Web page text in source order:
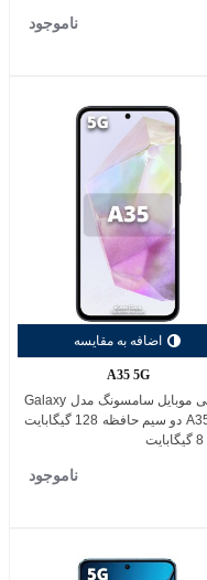
ناموجود
اضافه به مقایسه
A35 5G
گوشی موبایل سامسونگ مدل Galaxy
A35 5G دو سیم حافظه 128 گیگابایت
ناموجود